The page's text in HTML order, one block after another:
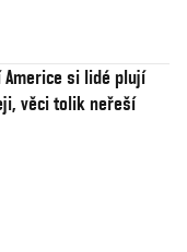
Americe si lidé plují
věci tolik neřeší